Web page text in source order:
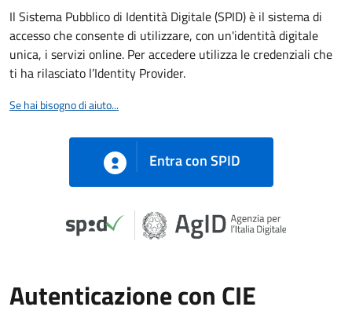
Il Sistema Pubblico di Identità Digitale (SPID) è il sistema di
accesso che consente di utilizzare, con un'identità digitale
unica, i servizi online. Per accedere utilizza le credenziali che
ti ha rilasciato l’Identity Provider.
Se hai bisogno di aiuto...
Entra con SPID
Autenticazione con CIE